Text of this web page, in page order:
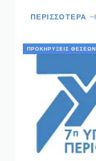
ΠΕΡΙΣΣΟΤΕΡΑ
ΠΡΟΚΗΡΎΞΕΙΣ ΘΈΣΕΩΝ